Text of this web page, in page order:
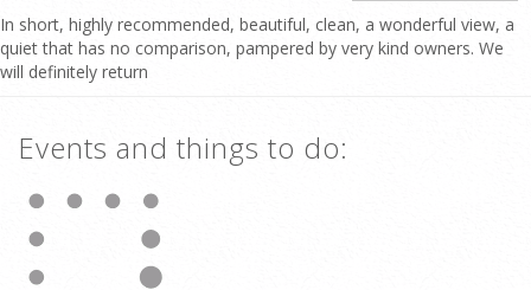
In short, highly recommended, beautiful, clean, a wonderful view, a
quiet that has no comparison, pampered by very kind owners. We
will definitely return
Events and things to do: